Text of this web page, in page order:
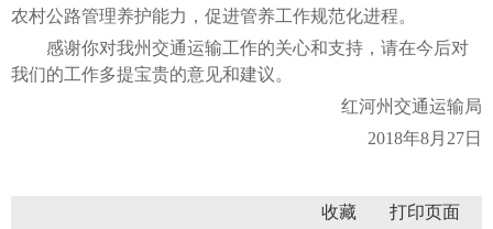
农村公路管理养护能力，促进管养工作规范化进程。
感谢你对我州交通运输工作的关心和支持，请在今后对
我们的工作多提宝贵的意见和建议。
红河州交通运输局
2018年8月27日
收藏